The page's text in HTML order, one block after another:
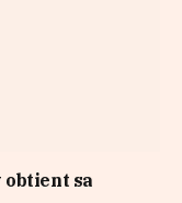
obtient sa